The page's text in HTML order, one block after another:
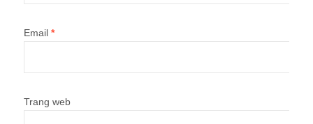
Email *
Trang web